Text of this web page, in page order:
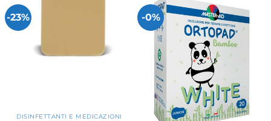
-23%
DISINFETTANTI E MEDICAZIONI
-0%